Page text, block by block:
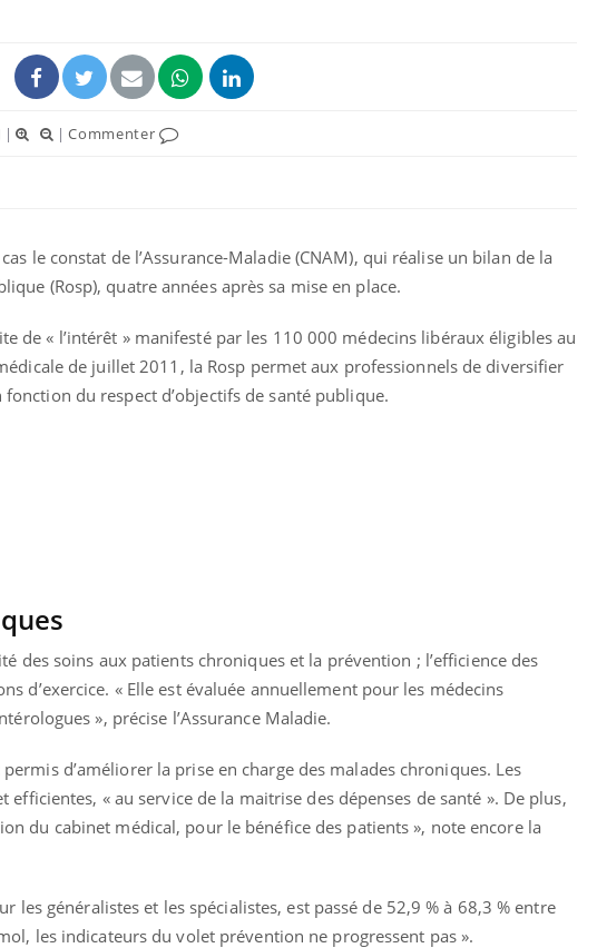
| |Commenter
le constat de l’Assurance-Maladie (CNAM), qui réalise un bilan de la
(Rosp), quatre années après sa mise en place.
de « l’intérêt » manifesté par les 110 000 médecins libéraux éligibles au
de juillet 2011, la Rosp permet aux professionnels de diversifier
du respect d’objectifs de santé publique.
des soins aux patients chroniques et la prévention ; l’efficience des
d’exercice. « Elle est évaluée annuellement pour les médecins
», précise l’Assurance Maladie.
d’améliorer la prise en charge des malades chroniques. Les
« au service de la maitrise des dépenses de santé ». De plus,
du cabinet médical, pour le bénéfice des patients », note encore la
les généralistes et les spécialistes, est passé de 52,9 % à 68,3 % entre
les indicateurs du volet prévention ne progressent pas ».
pourquoi le risque de
noyade grimpe-t-il ?
cancer ?
que dit la science
lecture ?